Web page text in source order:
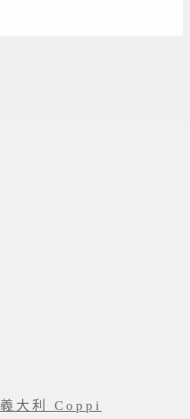
義大利 Coppi